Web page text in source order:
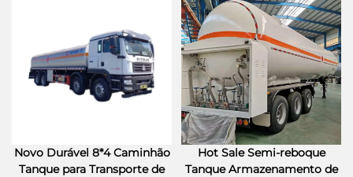
Novo Durável 8*4 Caminhão
Tanque para Transporte de
Hot Sale Semi-reboque
Tanque Armazenamento de